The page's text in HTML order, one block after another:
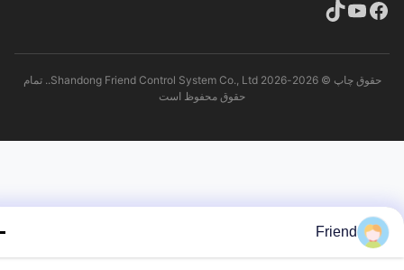
حقوق چاپ © 2026-2026 Shandong Friend Control System Co., Ltd.. تمام
حقوق محفوظ است
Friend